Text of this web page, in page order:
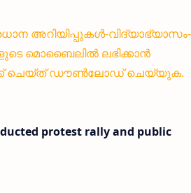
അറിയിപ്പുകൾ-വിദ്യാഭ്യാസം-
മൊബൈലിൽ ലഭിക്കാൻ
ചെയ്ത് ഡൗൺലോഡ് ചെയ്യുക.
protest rally and public